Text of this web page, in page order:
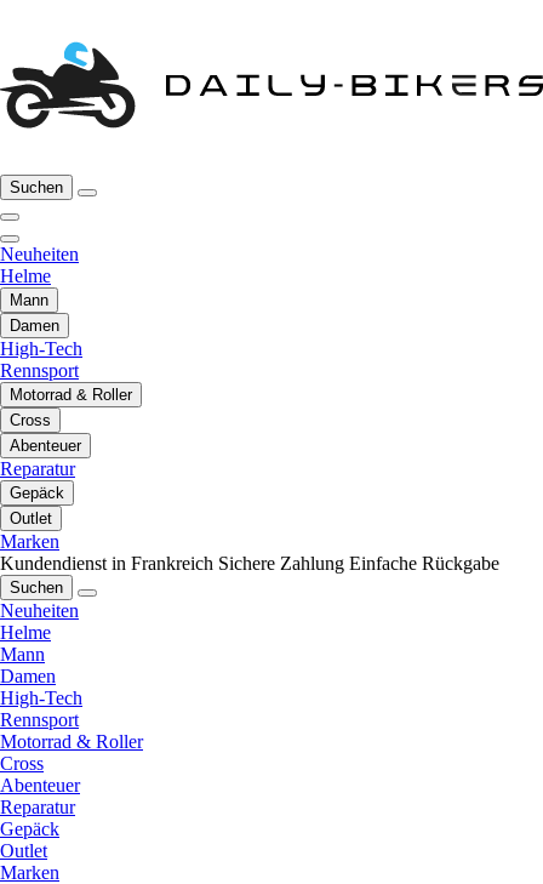
Suchen
Neuheiten
Helme
Mann
Damen
High-Tech
Rennsport
Motorrad & Roller
Cross
Abenteuer
Reparatur
Gepäck
Outlet
Marken
Kundendienst in Frankreich Sichere Zahlung Einfache Rückgabe
Suchen
Neuheiten
Helme
Mann
Damen
High-Tech
Rennsport
Motorrad & Roller
Cross
Abenteuer
Reparatur
Gepäck
Outlet
Marken